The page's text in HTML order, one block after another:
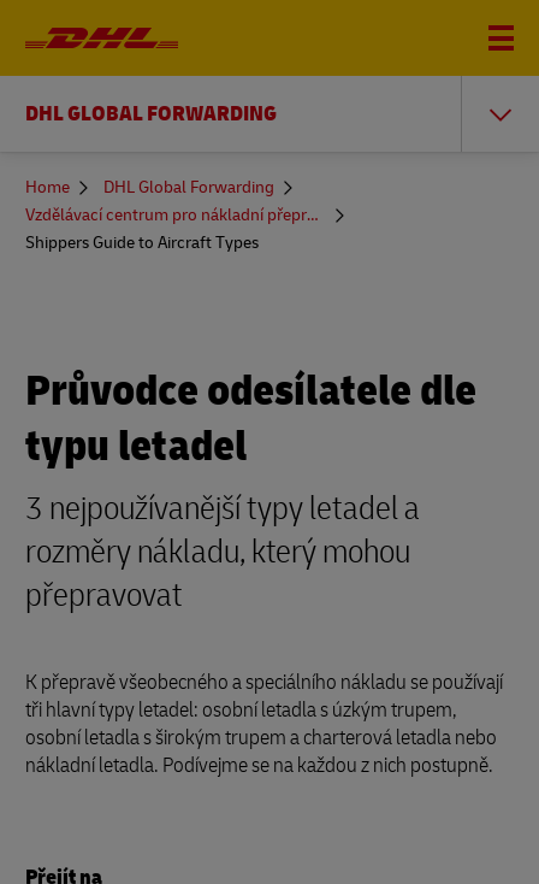
DHL GLOBAL FORWARDING
You
here
Home
DHL Global Forwarding
Vzdělávací centrum pro nákladní přepravu
Shippers Guide to Aircraft Types
Průvodce odesílatele dle
typu letadel
3 nejpoužívanější typy letadel a
rozměry nákladu, který mohou
přepravovat
K přepravě všeobecného a speciálního nákladu se používají
tři hlavní typy letadel: osobní letadla s úzkým trupem,
osobní letadla s širokým trupem a charterová letadla nebo
nákladní letadla. Podívejme se na každou z nich postupně.
Přejít na